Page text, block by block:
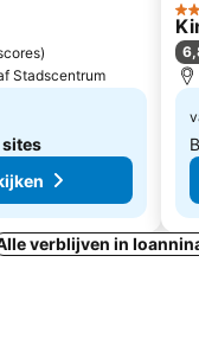
)
Stadscentrum
sites
2
verblijven in